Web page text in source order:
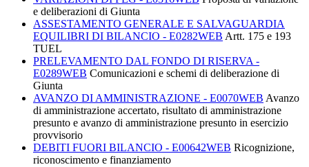
e deliberazioni di Giunta
ASSESTAMENTO GENERALE E SALVAGUARDIA
EQUILIBRI DI BILANCIO - E0282WEB Artt. 175 e 193
TUEL
PRELEVAMENTO DAL FONDO DI RISERVA -
E0289WEB Comunicazioni e schemi di deliberazione di
Giunta
AVANZO DI AMMINISTRAZIONE - E0070WEB Avanzo
di amministrazione accertato, risultato di amministrazione
presunto e avanzo di amministrazione presunto in esercizio
provvisorio
DEBITI FUORI BILANCIO - E00642WEB Ricognizione,
riconoscimento e finanziamento